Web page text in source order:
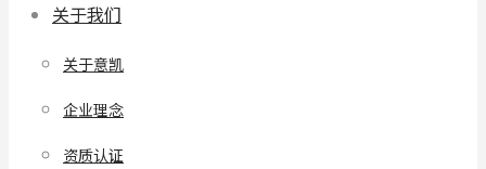
关于我们
关于意凯
企业理念
资质认证